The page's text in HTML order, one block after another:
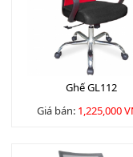
Ghế GL112
Giá bán: 1,225,000